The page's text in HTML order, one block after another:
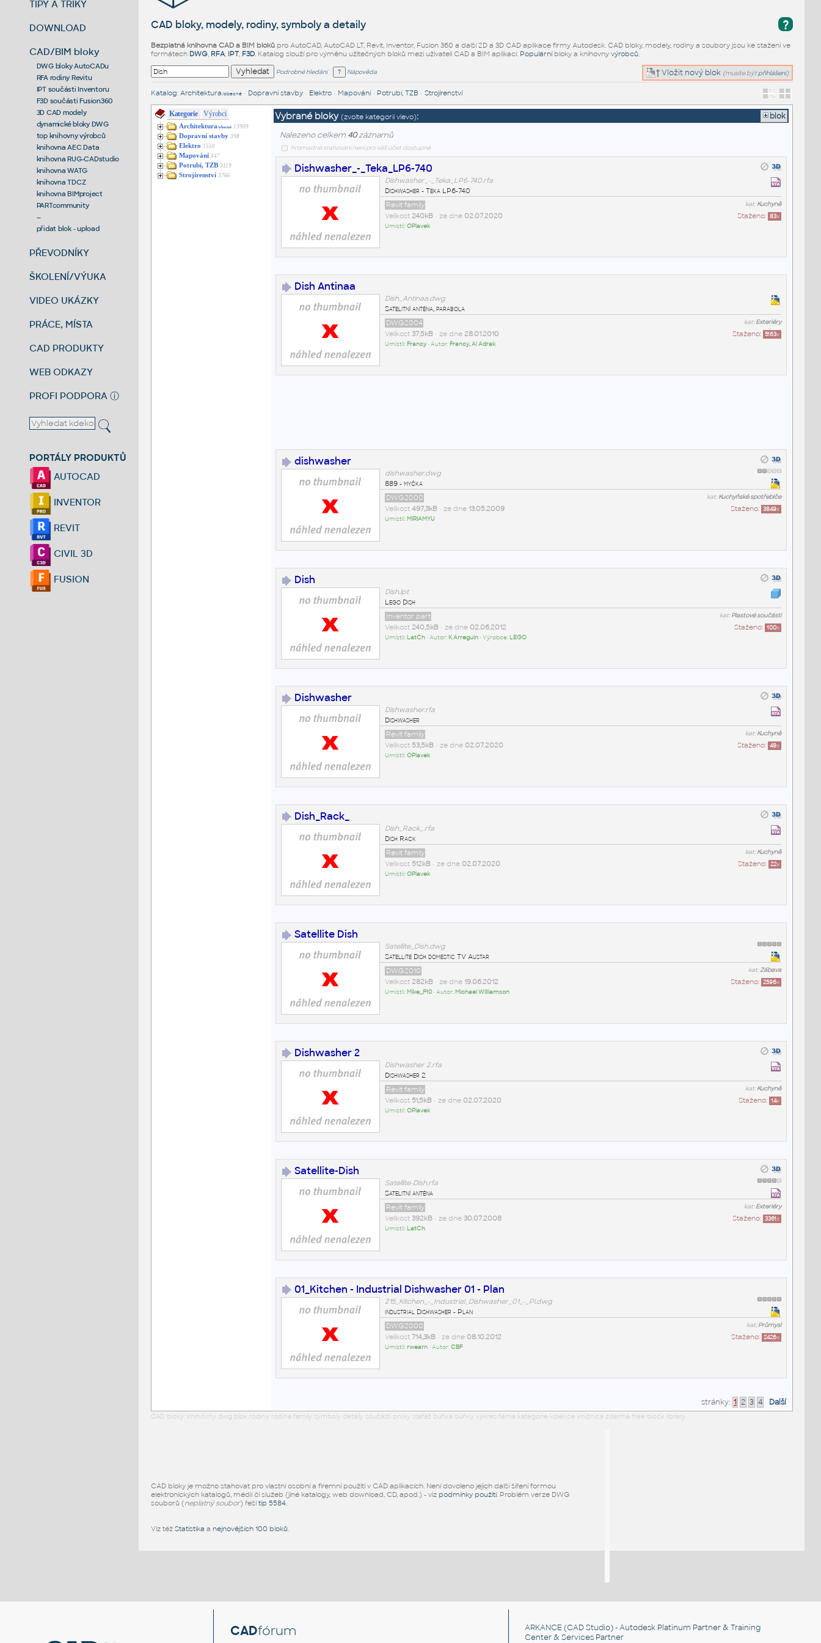
TIPY A TRIKY
DOWNLOAD
CAD/BIM bloky
DWG bloky AutoCADu
RFA rodiny Revitu
IPT součásti Inventoru
F3D součásti Fusion360
3D CAD modely
dynamické bloky DWG
top knihovny výrobců
knihovna AEC Data
knihovna RUG-CADstudio
knihovna WATG
knihovna TDCZ
knihovna BIMproject
PARTcommunity
--
přidat blok - upload
PŘEVODNÍKY
ŠKOLENÍ/VÝUKA
VIDEO UKÁZKY
PRÁCE, MÍSTA
CAD PRODUKTY
WEB ODKAZY
PROFI PODPORA ⓘ
PORTÁLY PRODUKTŮ
AUTOCAD
INVENTOR
REVIT
CIVIL 3D
FUSION
?
CAD bloky, modely, rodiny, symboly a detaily
Bezplatná knihovna CAD a BIM blokůpro AutoCAD, AutoCAD LT, Revit, Inventor, Fusion 360 a další 2D a 3D CAD aplikace firmy Autodesk. CAD bloky, modely, rodiny a soubory jsou ke stažení ve
formátech DWG, RFA, IPT, F3D. Katalog slouží pro výměnu užitečných bloků mezi uživateli CAD a BIM aplikací. Populárníbloky a knihovny výrobců.
Vložit nový blok (musíte být přihlášeni)
Podrobné hledání Nápověda
Katalog: Architektura /obecné• Dopravní stavby• Elektro• Mapování• Potrubí, TZB • Strojírenství
Kategorie Výrobci
Architektura/obecné 13909
Dopravní stavby 398
Elektro 1550
Mapování 447
Potrubí, TZB 3119
Strojírenství 3766
Vybrané bloky (zvolte kategorii vlevo):
blok
Nalezeno celkem 40záznamů
hromadné stahování není pro váš účet dostupné
Dishwasher_-_Teka_LP6-740
Dishwasher_-_Teka_LP6-740.rfa
Dishwasher - Teka LP6-740
kat:Kuchyně
Revit family
Staženo: 83x
Velikost 240kB• ze dne 02.07.2020
Umístil:OPlavek
Dish Antinaa
Dish_Antinaa.dwg
Satelitní anténa, parabola
kat:Exteriéry
DWG2004
Staženo: 5163x
Velikost 37,5kB• ze dne 28.01.2010
Umístil: Francy• Autor: Francy, Al Adrak
dishwasher
dishwasher.dwg
889 - myčka
kat:Kuchyňské spotřebiče
DWG2000
Staženo: 3849x
Velikost 497,3kB• ze dne 13.05.2009
Umístil: MIRIAMYU
Dish
Dish.ipt
Lego Dish
kat:Plastové součásti
Inventor part
Staženo: 100x
Velikost 240,5kB• ze dne 02.06.2012
Umístil: LatCh• Autor: K.Arreguin• Výrobce: LEGO
Dishwasher
Dishwasher.rfa
Dishwasher
kat:Kuchyně
Revit family
Staženo: 48x
Velikost 53,5kB• ze dne 02.07.2020
Umístil:OPlavek
Dish_Rack_
Dish_Rack_.rfa
Dish Rack
kat:Kuchyně
Revit family
Staženo: 22x
Velikost 512kB• ze dne 02.07.2020
Umístil:OPlavek
Satellite Dish
Satellite_Dish.dwg
Satellite Dish domestic TV Austar
kat:Zábava
DWG2010
Staženo: 2596x
Velikost 282kB• ze dne 19.06.2012
Umístil: Mike_F10• Autor: Michael Williamson
Dishwasher 2
Dishwasher 2.rfa
Dishwasher 2
kat:Kuchyně
Revit family
Staženo: 14x
Velikost 51,5kB• ze dne 02.07.2020
Umístil:OPlavek
Satellite-Dish
Satellite-Dish.rfa
Satelitní anténa
kat:Exteriéry
Revit family
Staženo: 3361x
Velikost 392kB• ze dne 30.07.2008
Umístil: LatCh
01_Kitchen - Industrial Dishwasher 01 - Plan
215_Kitchen_-_Industrial_Dishwasher_01_-_Pl.dwg
industrial Dishwasher - Plan
kat:Průmysl
DWG2000
Staženo: 2426x
Velikost 714,3kB• ze dne 08.10.2012
Umístil:rwearn• Autor:CBF
stránky: 1 2 3 4 Další
CAD bloky: knihovny dwg blok rodiny rodina family symboly detaily součásti prvky stafáž buňka buňky výkres téma kategorie kolekce knižnica zdarma free block library
CAD bloky je možno stahovat pro vlastní osobní a firemní použití v CAD aplikacích. Není dovoleno jejich další šíření formou
elektronických katalogů, médií či služeb (jiné katalogy, web download, CD, apod.) - viz podmínky použití. Problém verze DWG
souborů (neplatný soubor) řešítip 5584.
Viz též Statistika a nejnovějších 100 bloků.
CADfórum ARKANCE (CAD Studio) - Autodesk Platinum Partner & Training
Center & Services Partner